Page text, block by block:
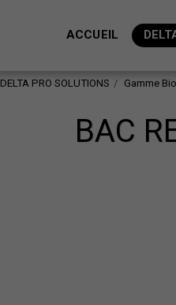
ACCUEIL
DELTA PRO SOLUTIONS Gamme Bio
BAC